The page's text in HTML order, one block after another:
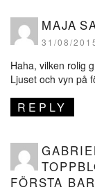
MAJA
31/08/
Haha, vilken rolig
Ljuset och vyn på
REPLY
FÖRSTA